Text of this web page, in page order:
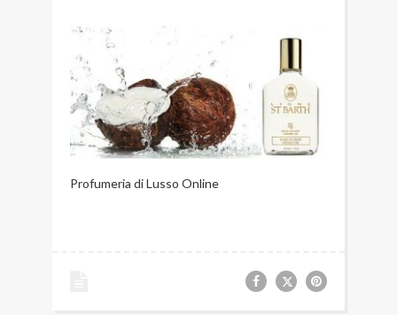
Profumeria di Lusso Online